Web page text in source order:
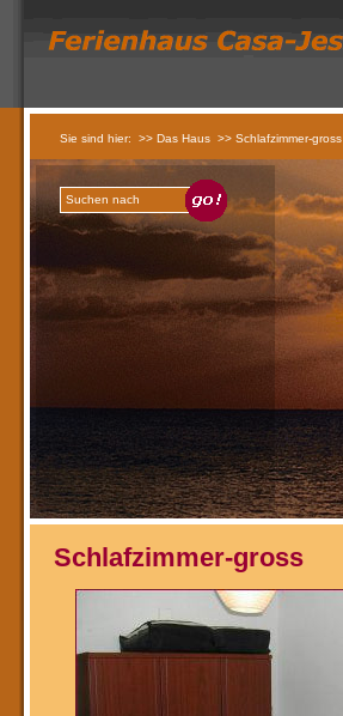
Schlafzimmer-gross
Sie sind hier: >> Das Haus >> Schlafzimmer-gross